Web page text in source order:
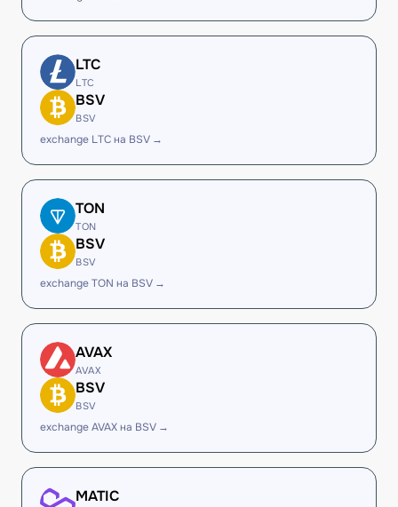
LTC
LTC
BSV
BSV
exchange LTC на BSV →
TON
TON
BSV
BSV
exchange TON на BSV →
AVAX
AVAX
BSV
BSV
exchange AVAX на BSV →
MATIC